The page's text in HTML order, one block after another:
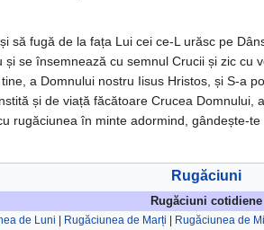
să fugă de la fața Lui cei ce-L urăsc pe
se însemnează cu semnul Crucii și zic
a Dom­nului nostru Iisus Hristos, și S-a
și de via­ță fă­că­toare Crucea
ru­gă­ciunea în minte adormind, gândește-
Rugăciuni
Rugăciuni cotidiene
de Luni Rugăciunea de Marți Rugăciunea de